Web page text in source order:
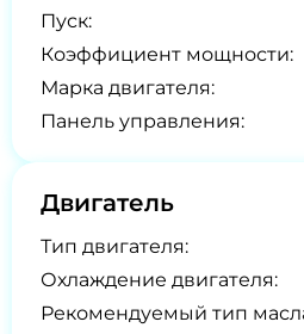
Пуск:
Коэффициент мощности:
Марка двигателя:
Панель управления:
Двигатель
Тип двигателя:
Охлаждение двигателя:
Рекомендуемый тип